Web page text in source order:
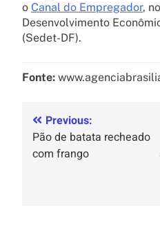
o Canal do Empregador,
Desenvolvimento
(Sedet-DF).
Fonte:
Previous:
Pão de batata recheado
com frango